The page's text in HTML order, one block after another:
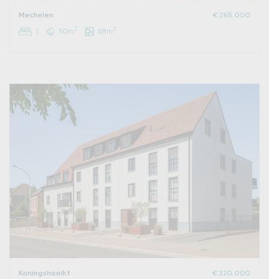
Mechelen
€ 265.000
1
50m2 68m2
Koningshooikt
€ 320.000